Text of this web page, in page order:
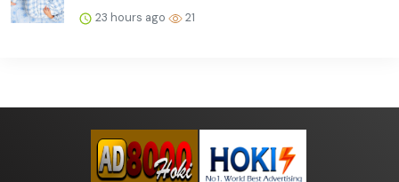
23 hours ago 21